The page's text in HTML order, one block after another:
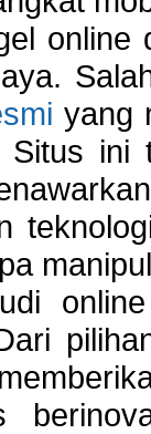
yang
ini